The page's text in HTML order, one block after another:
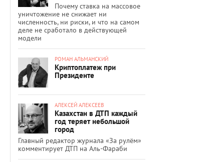
Почему ставка на массовое
уничтожение не снижает ни
численность, ни риски, и что на самом
деле не сработало в действующей
модели
РОМАН АЛЬМАНСКИЙ
Криптоплатеж при
Президенте
АЛЕКСЕЙ АЛЕКСЕЕВ
Казахстан в ДТП каждый
год теряет небольшой
город
Главный редактор журнала «За рулём»
комментирует ДТП на Аль-Фараби